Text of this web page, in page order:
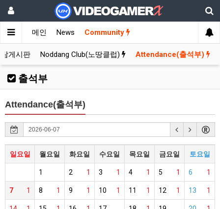
메인 News Community
게시판 Noddang Club(노땅클럽) Attendance(출석부)
출석부
Attendance(출석부)
일요일 월요일 화요일 수요일 목요일 금요일 토요일
1 1
2 1
3 1
4 1
5 1
6
1
7 1
8 1
9 1
10 1
11 1
12 1
13